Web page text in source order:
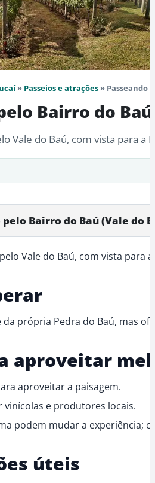
» Passeios e atrações» Passeando
Bairro do
Vale do Baú, com vista para
Bairro do Baú (Vale do
Vale do Baú, com vista
própria Pedra do Baú, mas
aproveitar
aproveitar a paisagem.
vinícolas e produtores locais.
podem mudar a experiência;
úteis